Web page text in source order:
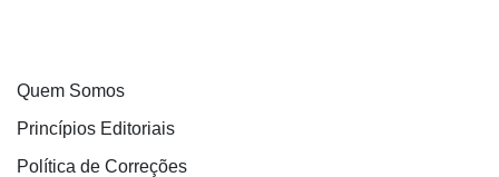
Quem Somos
Princípios Editoriais
Política de Correções